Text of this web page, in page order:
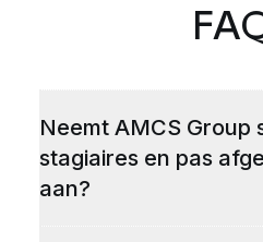
Neemt AMCS Group
stagiaires en pas
aan?